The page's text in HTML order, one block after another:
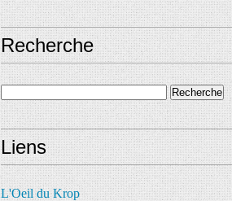
Recherche
Liens
L'Oeil du Krop